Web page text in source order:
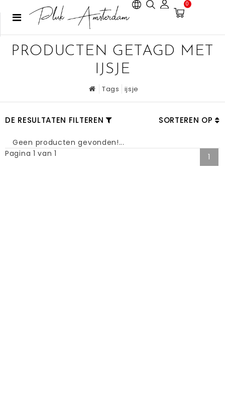
0
PRODUCTEN GETAGD MET
IJSJE
Tags ijsje
DE RESULTATEN FILTEREN SORTEREN OP
Geen producten gevonden!...
Pagina 1 van 1
1